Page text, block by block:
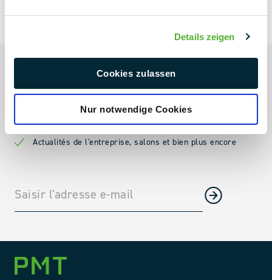
Details zeigen
Cookies zulassen
Nur notwendige Cookies
Toujours à la page
Projets actuels & nouveautés de projets
Les tendances du secteur directement dans ta boîte aux
lettres
Actualités de l'entreprise, salons et bien plus encore